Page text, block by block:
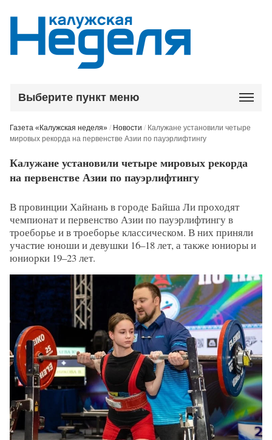
Выберите пункт меню
Газета «Калужская неделя» / Новости / Калужане установили четыре
мировых рекорда на первенстве Азии по пауэрлифтингу
Калужане установили четыре мировых рекорда
на первенстве Азии по пауэрлифтингу
В провинции Хайнань в городе Байша Ли проходят
чемпионат и первенство Азии по пауэрлифтингу в
троеборье и в троеборье классическом. В них приняли
участие юноши и девушки 16–18 лет, а также юниоры и
юниорки 19–23 лет.